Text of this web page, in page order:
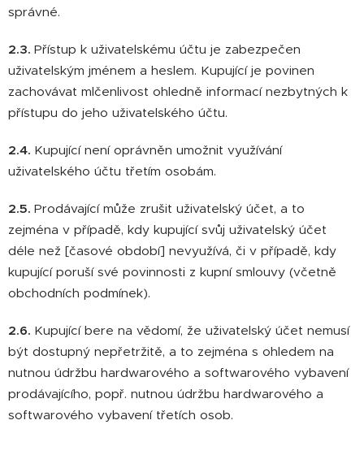
správné.
2.3. Přístup k uživatelskému účtu je zabezpečen
uživatelským jménem a heslem. Kupující je povinen
zachovávat mlčenlivost ohledně informací nezbytných k
přístupu do jeho uživatelského účtu.
2.4. Kupující není oprávněn umožnit využívání
uživatelského účtu třetím osobám.
2.5. Prodávající může zrušit uživatelský účet, a to
zejména v případě, kdy kupující svůj uživatelský účet
déle než [časové období] nevyužívá, či v případě, kdy
kupující poruší své povinnosti z kupní smlouvy (včetně
obchodních podmínek).
2.6. Kupující bere na vědomí, že uživatelský účet nemusí
být dostupný nepřetržitě, a to zejména s ohledem na
nutnou údržbu hardwarového a softwarového vybavení
prodávajícího, popř. nutnou údržbu hardwarového a
softwarového vybavení třetích osob.